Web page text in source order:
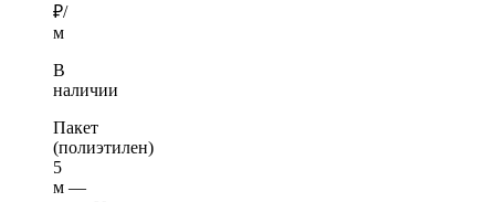
₽/
м
В
наличии
Пакет
(полиэтилен)
5
м —